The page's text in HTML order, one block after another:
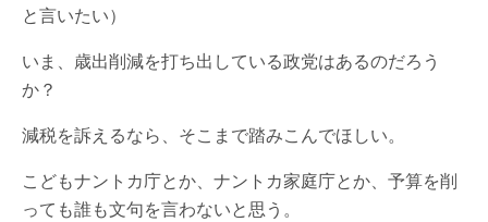
と言いたい）
いま、歳出削減を打ち出している政党はあるのだろう
か？
減税を訴えるなら、そこまで踏みこんでほしい。
こどもナントカ庁とか、ナントカ家庭庁とか、予算を削
っても誰も文句を言わないと思う。